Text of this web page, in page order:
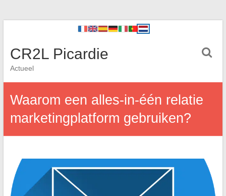
CR2L Picardie
Actueel
Waarom een alles-in-één relatie
marketingplatform gebruiken?